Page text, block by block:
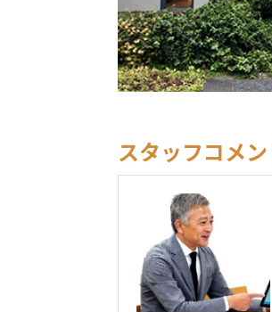
スタッフコメン